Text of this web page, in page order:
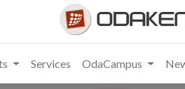
Services OdaCampus